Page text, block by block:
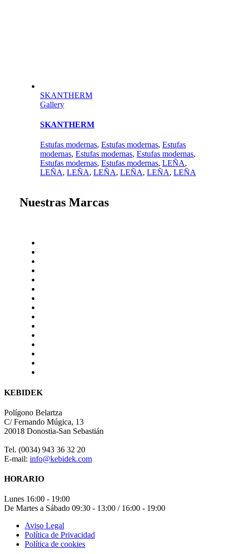
SKANTHERM
Gallery
SKANTHERM
Estufas modernas, Estufas modernas, Estufas
modernas, Estufas modernas, Estufas modernas,
Estufas modernas, Estufas modernas, LEÑA,
LEÑA, LEÑA, LEÑA, LEÑA, LEÑA, LEÑA
Nuestras Marcas
KEBIDEK
Polígono Belartza
C/ Fernando Múgica, 13
20018 Donostia-San Sebastián
Tel. (0034) 943 36 32 20
E-mail: info@kebidek.com
HORARIO
Lunes 16:00 - 19:00
De Martes a Sábado 09:30 - 13:00 / 16:00 - 19:00
Aviso Legal
Política de Privacidad
Política de cookies